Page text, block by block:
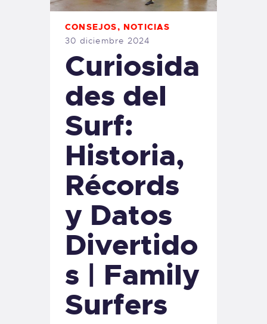
CONSEJOS, NOTICIAS
30 diciembre 2024
Curiosida
des del
Surf:
Historia,
Récords
y Datos
Divertido
s | Family
Surfers